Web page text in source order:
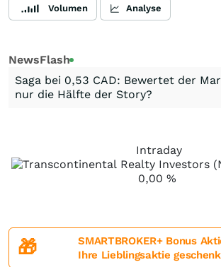
Volumen Analyse
NewsFlash
Saga bei 0,53 CAD: Bewertet der
nur die Hälfte der Story?
Intraday
0,00 %
🎁
SMARTBROKER+ Bonus
Ihre Lieblingsaktie